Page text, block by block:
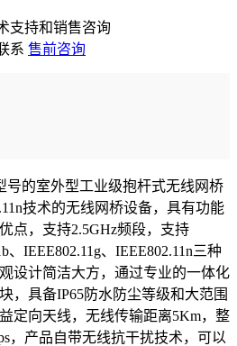
支持和销售咨询
系 售前咨询
号的室外型工业级抱杆式无线网桥
技术的无线网桥设备，具有功能
点，支持2.5GHz频段，支持
、IEEE802.11g、IEEE802.11n三种
设计简洁大方，通过专业的一体化
，具备IP65防水防尘等级和大范围
定向天线，无线传输距离5Km，整
，产品自带无线抗干扰技术，可以